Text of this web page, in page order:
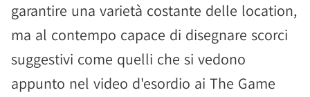
garantire una varietà costante delle location,
ma al contempo capace di disegnare scorci
suggestivi come quelli che si vedono
appunto nel video d'esordio ai The Game